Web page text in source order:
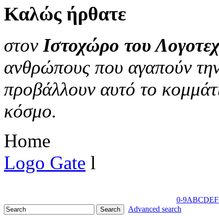
Καλώς ήρθατε
στον Ιστοχώρο του
ανθρώπους που αγαπούν
προβάλλουν αυτό το
κόσμο.
Home
Logo Gate l
0-9ABCDEF
Advanced search